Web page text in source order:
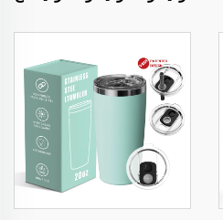
معزول قابل لإعادة الاستخدام
مصنوع من الفولاذ المقاوم
للصدأ، كأس سفر مناسب
للنقل الحراري